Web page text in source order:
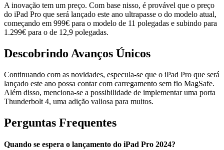
A inovação tem um preço. Com base nisso, é provável que o preço
do iPad Pro que será lançado este ano ultrapasse o do modelo atual,
começando em 999€ para o modelo de 11 polegadas e subindo para
1.299€ para o de 12,9 polegadas.
Descobrindo Avanços Únicos
Continuando com as novidades, especula-se que o iPad Pro que será
lançado este ano possa contar com carregamento sem fio MagSafe.
Além disso, menciona-se a possibilidade de implementar uma porta
Thunderbolt 4, uma adição valiosa para muitos.
Perguntas Frequentes
Quando se espera o lançamento do iPad Pro 2024?